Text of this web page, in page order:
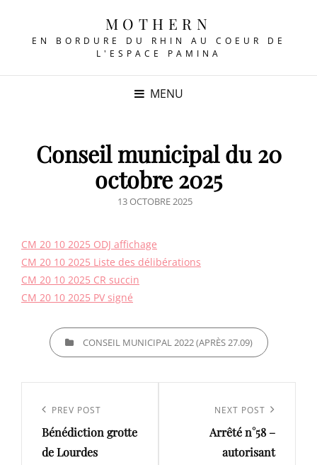
MOTHERN
EN BORDURE DU RHIN AU COEUR DE
L'ESPACE PAMINA
MENU
Conseil municipal du 20
octobre 2025
POSTED
13 OCTOBRE 2025
CM 20 10 2025 ODJ affichage
CM 20 10 2025 Liste des délibérations
CM 20 10 2025 CR succin
CM 20 10 2025 PV signé
CATEGORIESCONSEIL MUNICIPAL 2022 (APRÈS 27.09)
l’article
Previous
Post
PREV POST
Bénédiction grotte
de Lourdes
NEXT POST
Arrêté n°58 –
autorisant